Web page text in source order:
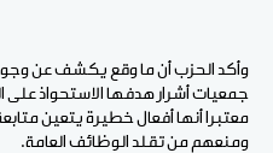
وأكد الحزب أن ما وقع يكشف عن
جمعيات أشرار هدفها الاستحواذ على
معتبرا أنها أفعال خطيرة يتعين
ومنعهم من تقلد الوظائف العامة.